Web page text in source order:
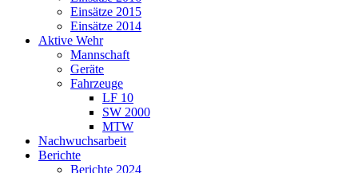
Einsätze 2015
Einsätze 2014
Aktive Wehr
Mannschaft
Geräte
Fahrzeuge
LF 10
SW 2000
MTW
Nachwuchsarbeit
Berichte
Berichte 2024